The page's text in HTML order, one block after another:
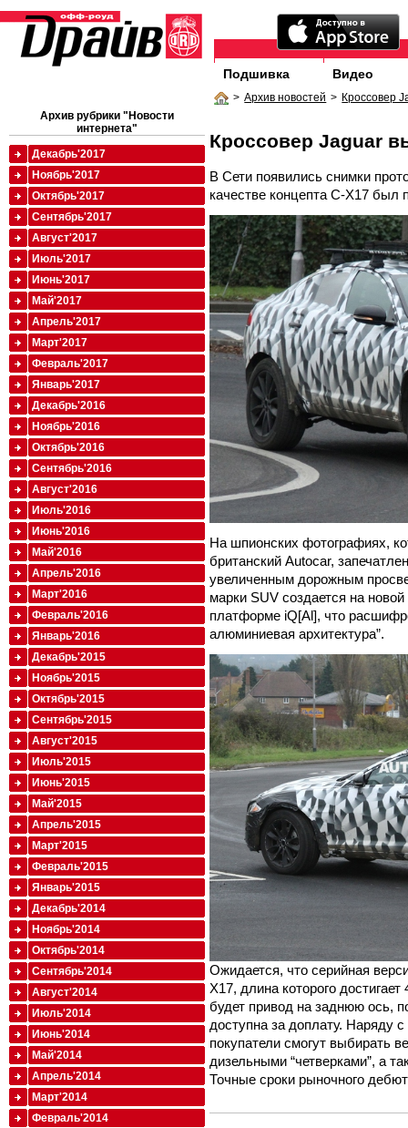
Подшивка Видео
> Архив новостей > Кроссовер
Кроссовер Jaguar
В Сети появились снимки
качестве концепта C-X17 был
На шпионских фотографиях,
британский Autocar,
увеличенным дорожным
марки SUV создается на
платформе iQ[Al], что
алюминиевая архитектура”.
Ожидается, что серийная
X17, длина которого
будет привод на заднюю ось,
доступна за доплату. Наряду
покупатели смогут выбирать
дизельными “четверками”, а
Точные сроки рыночного
Архив рубрики "Новости
интернета"
Декабрь'2017
Ноябрь'2017
Октябрь'2017
Сентябрь'2017
Август'2017
Июль'2017
Июнь'2017
Май'2017
Апрель'2017
Март'2017
Февраль'2017
Январь'2017
Декабрь'2016
Ноябрь'2016
Октябрь'2016
Сентябрь'2016
Август'2016
Июль'2016
Июнь'2016
Май'2016
Апрель'2016
Март'2016
Февраль'2016
Январь'2016
Декабрь'2015
Ноябрь'2015
Октябрь'2015
Сентябрь'2015
Август'2015
Июль'2015
Июнь'2015
Май'2015
Апрель'2015
Март'2015
Февраль'2015
Январь'2015
Декабрь'2014
Ноябрь'2014
Октябрь'2014
Сентябрь'2014
Август'2014
Июль'2014
Июнь'2014
Май'2014
Апрель'2014
Март'2014
Февраль'2014